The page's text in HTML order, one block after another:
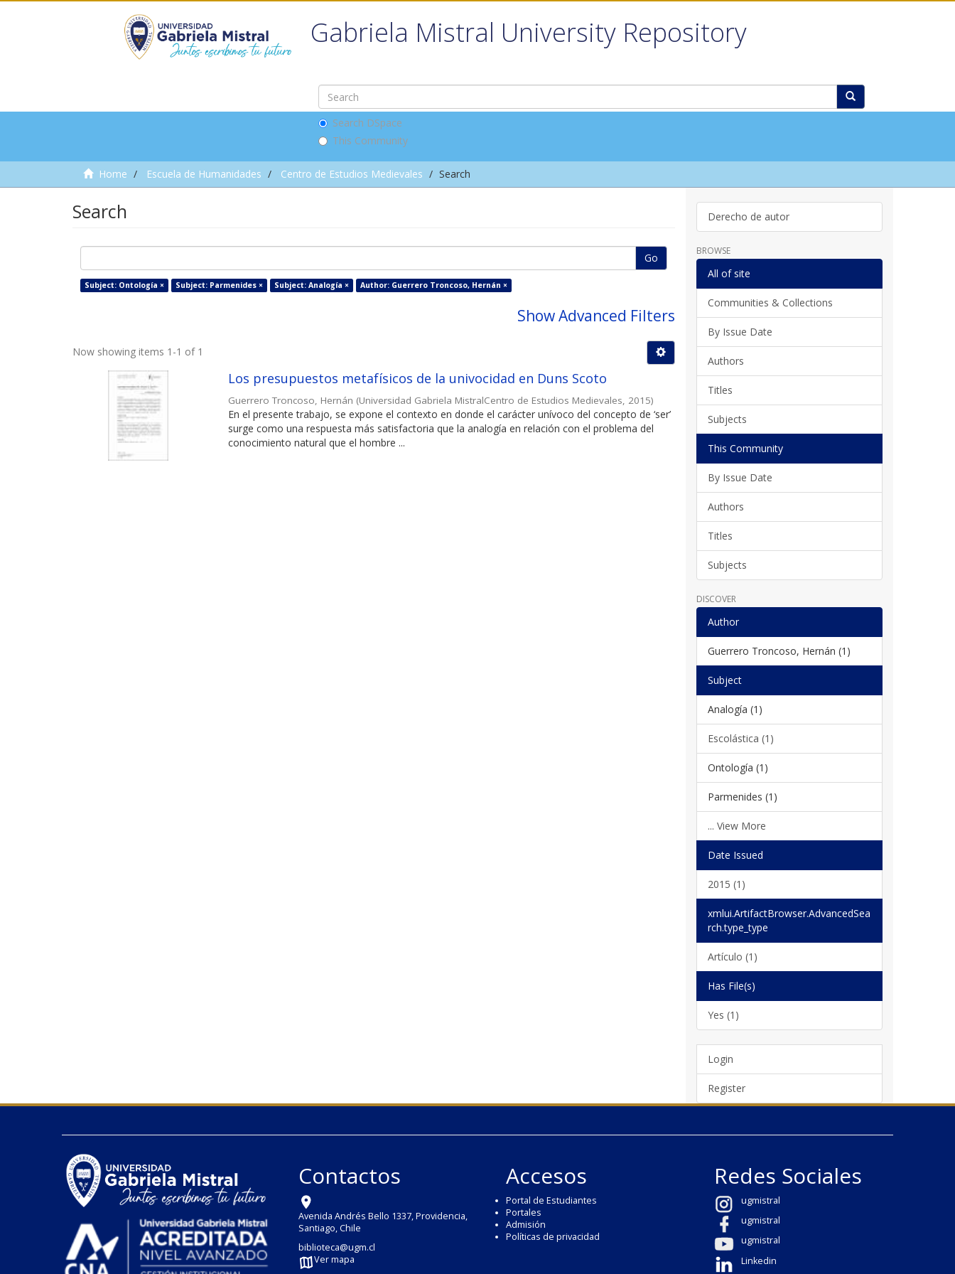
Gabriela Mistral University Repository
Search DSpace
This Community
Home Escuela de Humanidades Centro de Estudios Medievales Search
Search
Go
Subject: Ontología × Subject: Parmenides × Subject: Analogía × Author: Guerrero Troncoso, Hernán ×
Show Advanced Filters
Now showing items 1-1 of 1
Los presupuestos metafísicos de la univocidad en Duns Scoto
Guerrero Troncoso, Hernán (Universidad Gabriela MistralCentro de Estudios Medievales 2015)
En el presente trabajo, se expone el contexto en donde el carácter unívoco del concepto de ‘ser’
surge como una respuesta más satisfactoria que la analogía en relación con el problema del
conocimiento natural que el hombre ...
Derecho de autor
BROWSE
All of site
Communities & Collections
By Issue Date
Authors
Titles
Subjects
This Community
By Issue Date
Authors
Titles
Subjects
DISCOVER
Author
Guerrero Troncoso, Hernán (1)
Subject
Analogía (1)
Escolástica (1)
Ontología (1)
Parmenides (1)
... View More
Date Issued
2015 (1)
xmlui.ArtifactBrowser.AdvancedSea
rch.type_type
Artículo (1)
Has File(s)
Yes (1)
Login
Register
Contactos
Avenida Andrés Bello 1337, Providencia,
Santiago, Chile
biblioteca@ugm.cl
Ver mapa
Accesos
Portal de Estudiantes
Portales
Admisión
Políticas de privacidad
Redes Sociales
ugmistral
ugmistral
ugmistral
Linkedin